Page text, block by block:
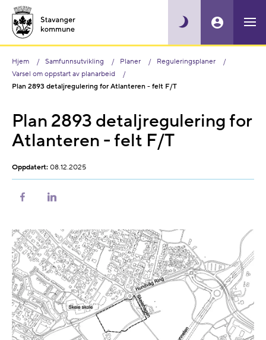
Hjem Samfunnsutvikling Planer
Reguleringsplaner
Varsel om oppstart av planarbeid
Plan 2893 detaljregulering for Atlanteren - felt F/T
Plan 2893 detaljregulering for
Atlanteren - felt F/T
Oppdatert: 08.12.2025
Del
Del